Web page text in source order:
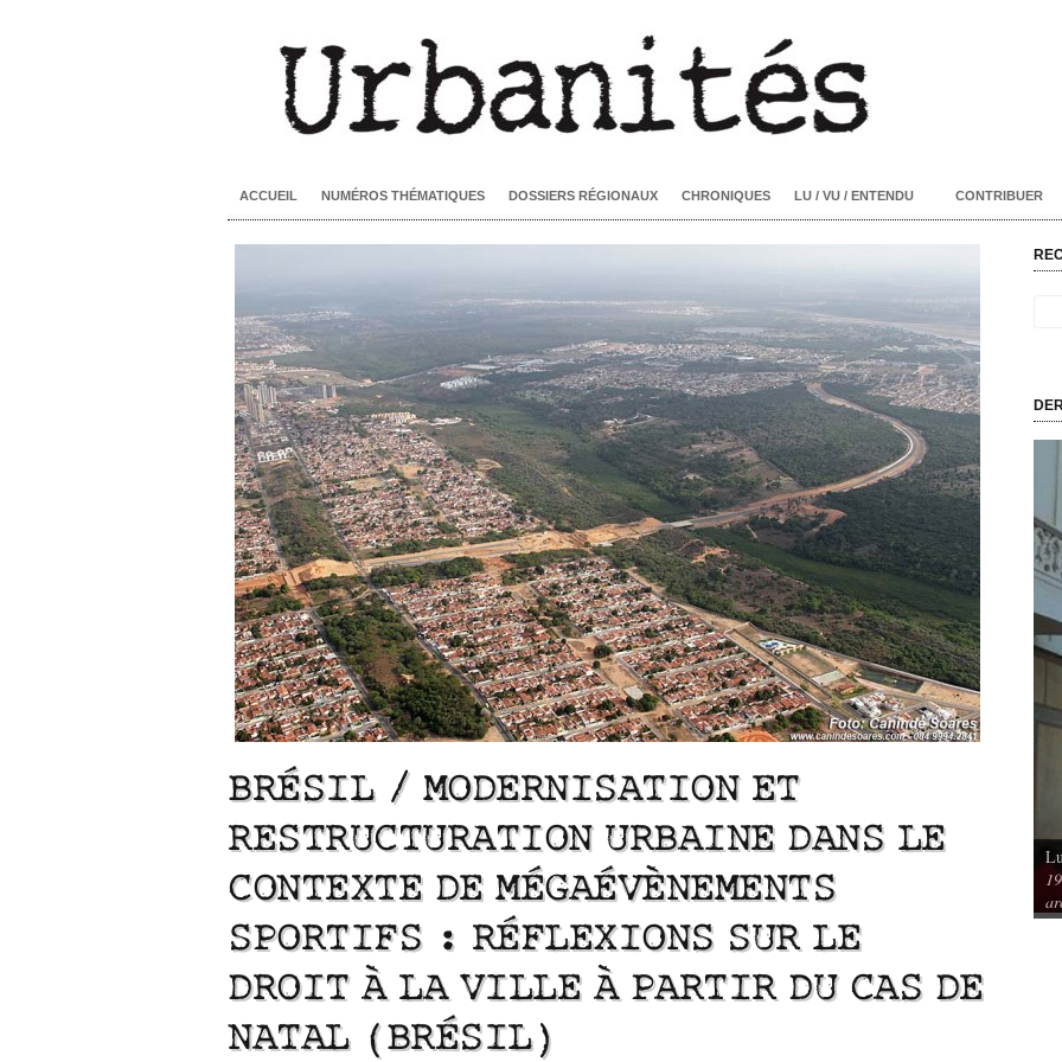
ACCUEIL NUMÉROS THÉMATIQUES DOSSIERS RÉGIONAUX CHRONIQUES LU / VU / ENTENDU CONTRIBUER
BRÉSIL / MODERNISATION ET
RESTRUCTURATION URBAINE DANS LE
CONTEXTE DE MÉGAÉVÈNEMENTS
SPORTIFS : RÉFLEXIONS SUR LE
DROIT À LA VILLE À PARTIR DU CAS DE
NATAL (BRÉSIL)
Lu /Sous le feu du numérique. Spatialités et
énergie des data centers
Vu / Les pavillons Prouvé de Tourcoing,
exemples de l’audace architecturale des
années 1950